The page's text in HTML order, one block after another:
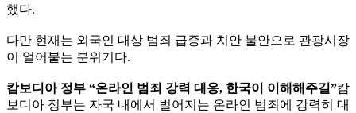
했다.
다만 현재는 외국인 대상 범죄 급증과 치안 불안으로 관광시장
이 얼어붙는 분위기다.
캄보디아 정부 “온라인 범죄 강력 대응, 한국이 이해해주길”캄
보디아 정부는 자국 내에서 벌어지는 온라인 범죄에 강력히 대